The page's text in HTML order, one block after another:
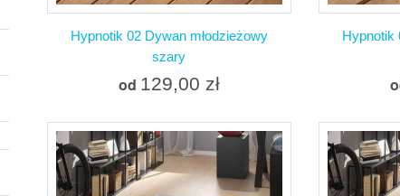
Hypnotik 02 Dywan młodzieżowy
szary
od 129,00 zł
Więcej
Hypnotik